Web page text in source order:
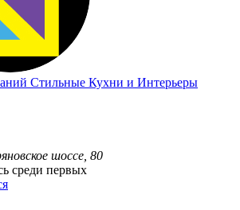
Стильные Кухни и Интерьеры
шоссе, 80
среди первых